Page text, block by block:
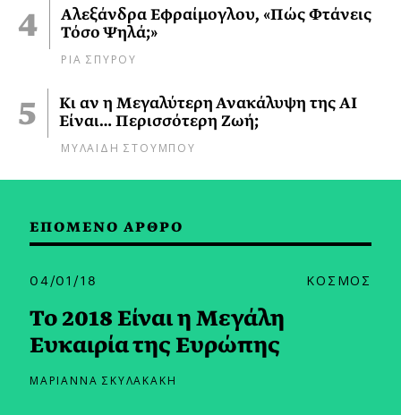
Αλεξάνδρα Εφραίμογλου, «Πώς Φτάνεις
Τόσο Ψηλά;»
ΡΙΑ ΣΠΥΡΟΥ
Κι αν η Μεγαλύτερη Ανακάλυψη της AI
Είναι… Περισσότερη Ζωή;
ΜΥΛΑΙΔΗ ΣΤΟΥΜΠΟΥ
ΕΠΟΜΕΝΟ ΑΡΘΡΟ
04/01/18 ΚΟΣΜΟΣ
Το 2018 Είναι η Μεγάλη
Ευκαιρία της Ευρώπης
ΜΑΡΙΑΝΝΑ ΣΚΥΛΑΚΑΚΗ